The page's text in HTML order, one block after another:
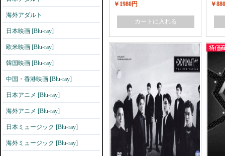
海外アダルト
日本映画 [Blu-ray]
欧米映画 [Blu-ray]
韓国映画 [Blu-ray]
中国・香港映画 [Blu-ray]
日本アニメ [Blu-ray]
海外アニメ [Blu-ray]
日本ミュージック [Blu-ray]
海外ミュージック [Blu-ray]
DELUXE EDITION-【完全版】
￥1980円
カートに入れる
￥